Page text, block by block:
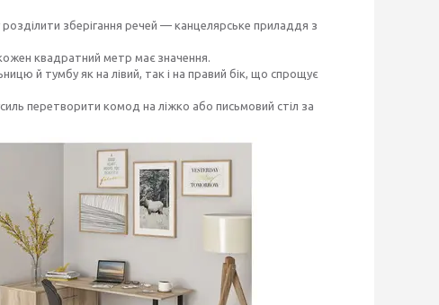
зберігання речей — канцелярське приладдя з
квадратний метр має значення.
й тумбу як на лівий, так і на правий бік, що спрощує
перетворити комод на ліжко або письмовий стіл за